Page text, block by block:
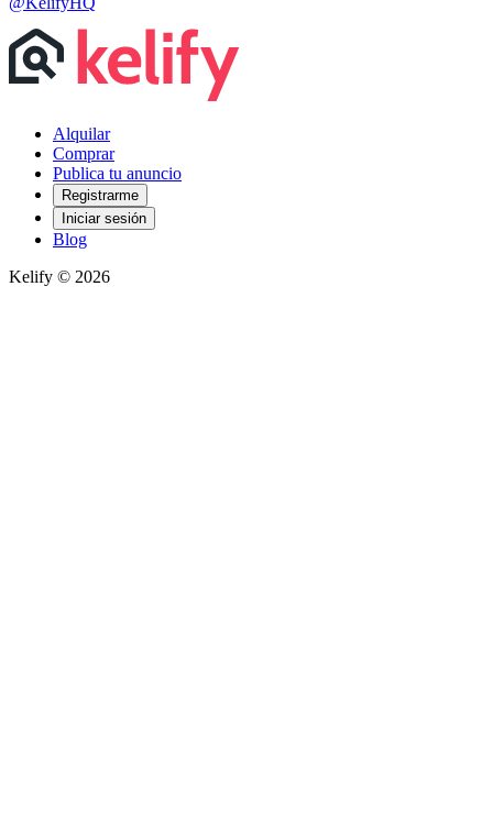
Alquilar
Comprar
Publica tu anuncio
Registrarme
Iniciar sesión
Blog
Kelify © 2026